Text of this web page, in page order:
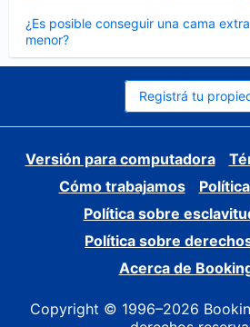
¿Es posible conseguir una cama
menor?
cerrado
Registrá tu
Versión para computadora
Cómo trabajamos
Política sobre
Política sobre
Acerca de
Copyright © 1996–2026